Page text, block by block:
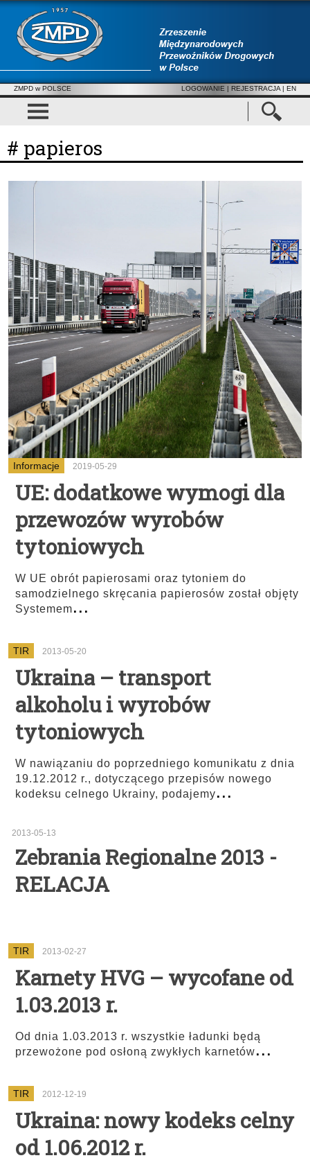
ZMPD w POLSCE LOGOWANIE | REJESTRACJA | EN
# papieros
Informacje 2019-05-29
UE: dodatkowe wymogi dla
przewozów wyrobów
tytoniowych
W UE obrót papierosami oraz tytoniem do
samodzielnego skręcania papierosów został objęty
Systemem...
TIR 2013-05-20
Ukraina – transport
alkoholu i wyrobów
tytoniowych
W nawiązaniu do poprzedniego komunikatu z dnia
19.12.2012 r., dotyczącego przepisów nowego
kodeksu celnego Ukrainy, podajemy...
2013-05-13
Zebrania Regionalne 2013 -
RELACJA
TIR 2013-02-27
Karnety HVG – wycofane od
1.03.2013 r.
Od dnia 1.03.2013 r. wszystkie ładunki będą
przewożone pod osłoną zwykłych karnetów...
TIR 2012-12-19
Ukraina: nowy kodeks celny
od 1.06.2012 r.